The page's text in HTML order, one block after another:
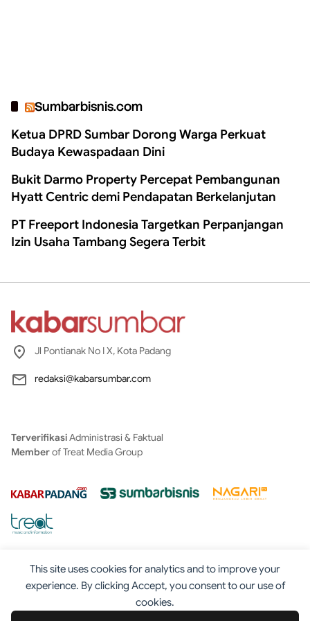
This site uses cookies for analytics and to improve your
experience. By clicking Accept, you consent to our use of
cookies.
Sumbarbisnis.com
Ketua DPRD Sumbar Dorong Warga Perkuat
Budaya Kewaspadaan Dini
Bukit Darmo Property Percepat Pembangunan
Hyatt Centric demi Pendapatan Berkelanjutan
PT Freeport Indonesia Targetkan Perpanjangan
Izin Usaha Tambang Segera Terbit
Jl Pontianak No I X, Kota Padang
redaksi@kabarsumbar.com
TerverifikasiAdministrasi & Faktual
Memberof Treat Media Group
Tentang Redaksi Kontak Disclaimer Iklan